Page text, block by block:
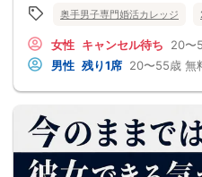
奥手男子専門婚活カレッジ
女性 キャンセル待ち 20〜
男性 残り1席 20〜55歳 無